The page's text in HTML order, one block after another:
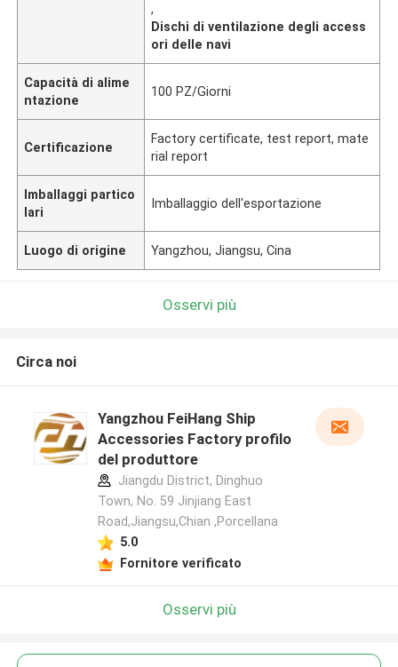
,
Dischi di ventilazione degli access
ori delle navi
Capacità di alime
ntazione
100 PZ/Giorni
Certificazione
Factory certificate, test report, mate
rial report
Imballaggi partico
lari
Imballaggio dell'esportazione
Luogo di origine Yangzhou, Jiangsu, Cina
Osservi più
Circa noi
Yangzhou FeiHang Ship
Accessories Factory profilo
del produttore
Jiangdu District, Dinghuo
Town, No. 59 Jinjiang East
Road,Jiangsu,Chian ,Porcellana
5.0
Fornitore verificato
Osservi più